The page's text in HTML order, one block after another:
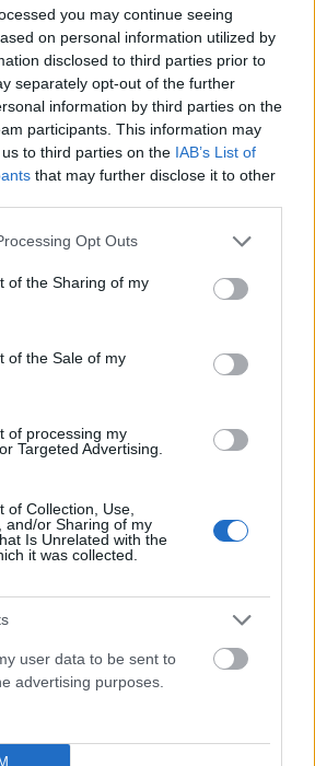
you may continue seeing
on personal information utilized by
disclosed to third parties prior to
separately opt-out of the further
information by third parties on the
participants. This information may
to third parties on the IAB’s List of
that may further disclose it to other
website/app uses one or more Google
or usage behaviour. You may click to
to Google and its third-party tags to
specified purposes in below Google
Opt Outs
of the Sharing of my
of the Sale of my
of processing my
Targeted Advertising.
of Collection, Use,
and/or Sharing of my
Is Unrelated with the
it was collected.
user data to be sent to
advertising purposes.
κλέβουν τα πορτοφόλια
20 ΙΟΥΝΊΟΥ 2025
κάμερα στο Θησείο
σε μεσιτικό γραφείο στο